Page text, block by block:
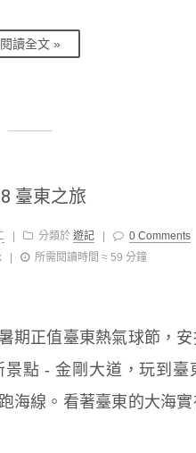
閱讀全文 »
臺東之旅
分類於 遊記
0 Comments
所需閱讀時間 ≈ 59 分鐘
期正值臺東熱氣球節，
點 - 金剛大道，玩到臺
海線。看著臺東的大海